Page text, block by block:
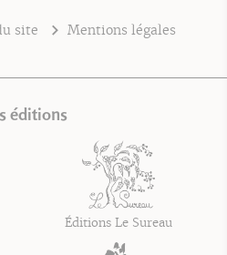
site
Mentions légales
éditions
Éditions Le Sureau